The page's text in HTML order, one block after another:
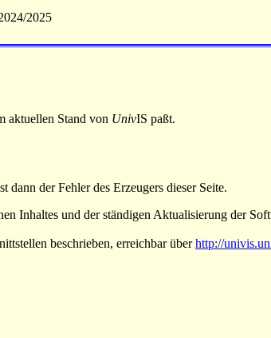
2025
aktuellen Stand von UnivIS paßt.
dann der Fehler des Erzeugers dieser Seite.
Inhaltes und der ständigen Aktualisierung der
beschrieben, erreichbar überhttp://